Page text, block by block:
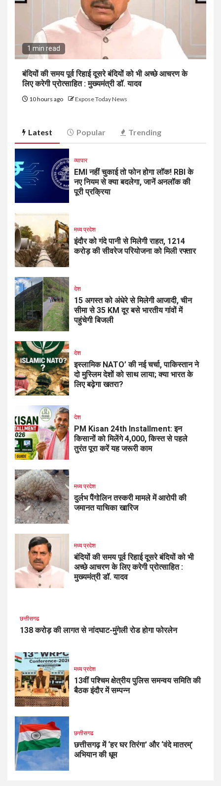
1 min read
बंदियों की समय पूर्व रिहाई दूसरे बंदियों को भी अच्छे आचरण के
लिए करेगी प्रोत्साहित : मुख्यमंत्री डॉ. यादव
10 hours ago Expose Today News
Latest Popular Trending
व्यापार
EMI नहीं चुकाई तो फोन होगा लॉक! RBI के
नए नियम से क्या बदलेगा, जानें अनलॉक की
पूरी प्रक्रिया
मध्य प्रदेश
इंदौर को गंदे पानी से मिलेगी राहत, ₹1214
करोड़ की सीवरेज परियोजना को मिली रफ्तार
देश
15 अगस्त को अंधेरे से मिलेगी आजादी, चीन
सीमा से 35 KM दूर बसे भारतीय गांवों में
पहुंचेगी बिजली
देश
इस्लामिक NATO’ की नई चर्चा, पाकिस्तान ने
दो मुस्लिम देशों को साथ लाया; क्या भारत के
लिए बढ़ेगा खतरा?
देश
PM Kisan 24th Installment: इन
किसानों को मिलेंगे ₹4,000, किस्त से पहले
तुरंत पूरा करें यह जरूरी काम
मध्य प्रदेश
दुर्लभ पैंगोलिन तस्करी मामले में आरोपी की
जमानत याचिका खारिज
मध्य प्रदेश
बंदियों की समय पूर्व रिहाई दूसरे बंदियों को भी
अच्छे आचरण के लिए करेगी प्रोत्साहित :
मुख्यमंत्री डॉ. यादव
छत्तीसगढ
138 करोड़ की लागत से नांदघाट-मुंगेली रोड होगा फोरलेन
मध्य प्रदेश
13वीं पश्चिम क्षेत्रीय पुलिस समन्वय समिति की
बैठक इंदौर में सम्पन्न
छत्तीसगढ
छत्तीसगढ़ में ‘हर घर तिरंगा’ और ‘वंदे मातरम्’
अभियान की धूम